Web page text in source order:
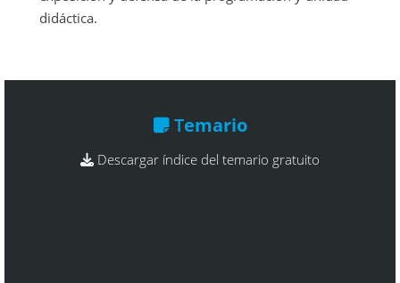
didáctica.
Temario
Descargar índice del temario gratuito